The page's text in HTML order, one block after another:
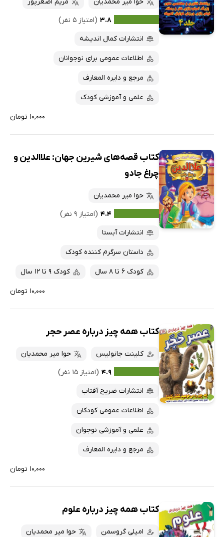
۳.۸ (امتیاز ۵ نفر)
انتشارات کمال اندیشه
اطلاعات عمومی برای نوجوانان
مرجع و دایره المعارف
علمی و آموزشی کودک
۱۰,۰۰۰ تومان
کتاب قصه‌های شیرین جهان: علاالدین و
چراغ جادو
حوا میر محمدیان
۴.۴ (امتیاز ۹ نفر)
انتشارات آبستا
داستان سرگرم کننده کودک
کودک 6 تا 8 سال کودک 9 تا 12 سال
۱۰,۰۰۰ تومان
کتاب همه چیز درباره عصر حجر
کلینت جانولیس
حوا میر محمدیان
۴.۹ (امتیاز ۱۵ نفر)
انتشارات ضریح آفتاب
اطلاعات عمومی کودکان
علمی و آموزشی نوجوان
مرجع و دایره المعارف
۱۰,۰۰۰ تومان
کتاب همه چیز درباره علوم
امیلی گروسمن
حوا میر محمدیان